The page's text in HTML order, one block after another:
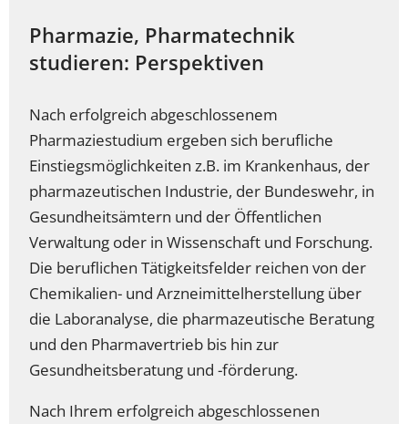
Pharmazie, Pharmatechnik
studieren: Perspektiven
Nach erfolgreich abgeschlossenem
Pharmaziestudium ergeben sich berufliche
Einstiegsmöglichkeiten z.B. im Krankenhaus, der
pharmazeutischen Industrie, der Bundeswehr, in
Gesundheitsämtern und der Öffentlichen
Verwaltung oder in Wissenschaft und Forschung.
Die beruflichen Tätigkeitsfelder reichen von der
Chemikalien- und Arzneimittelherstellung über
die Laboranalyse, die pharmazeutische Beratung
und den Pharmavertrieb bis hin zur
Gesundheitsberatung und -förderung.
Nach Ihrem erfolgreich abgeschlossenen